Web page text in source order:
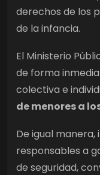
derechos de los
de la infancia.
El Ministerio
de forma
colectiva e
de menores a
De igual manera,
responsables a
de seguridad,